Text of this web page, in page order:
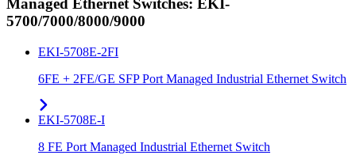
Managed Ethernet Switches: EKI-
5700/7000/8000/9000
EKI-5708E-2FI
6FE + 2FE/GE SFP Port Managed Industrial Ethernet Switch
EKI-5708E-I
8 FE Port Managed Industrial Ethernet Switch